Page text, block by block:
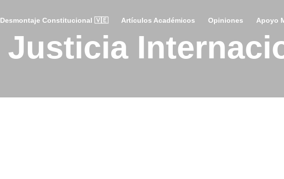
Desmontaje Constitucional 🇻🇪 Artículos Académicos Opiniones Apoyo
Justicia